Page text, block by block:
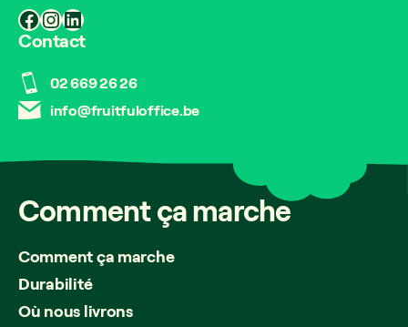
Facebook
Instagram
LinkedIn
Contact
02 669 26 26
info@fruitfuloffice.be
Commentçamarche
Comment ça marche
Durabilité
Où nous livrons